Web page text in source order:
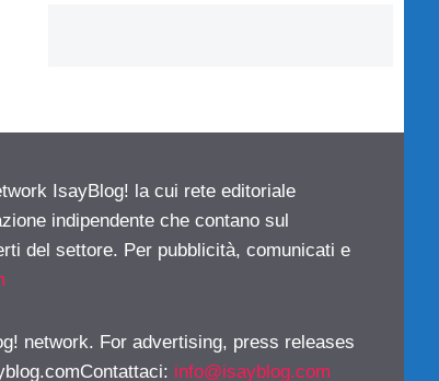
IsayBlog! la cui rete editoriale
indipendente che contano sul
del settore. Per pubblicità, comunicati e
network. For advertising, press releases
: info@isayblog.com